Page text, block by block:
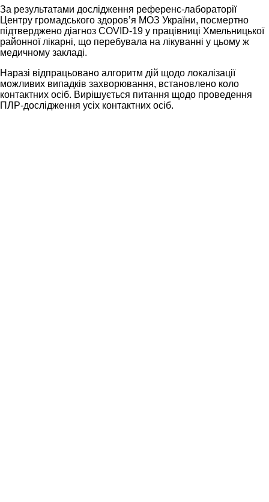
За результатами дослідження референс-лабораторії
Центру громадського здоров’я МОЗ України, посмертно
підтверджено діагноз COVID-19 у працівниці Хмельницької
районної лікарні, що перебувала на лікуванні у цьому ж
медичному закладі.
Наразі відпрацьовано алгоритм дій щодо локалізації
можливих випадків захворювання, встановлено коло
контактних осіб. Вирішується питання щодо проведення
ПЛР-дослідження усіх контактних осіб.